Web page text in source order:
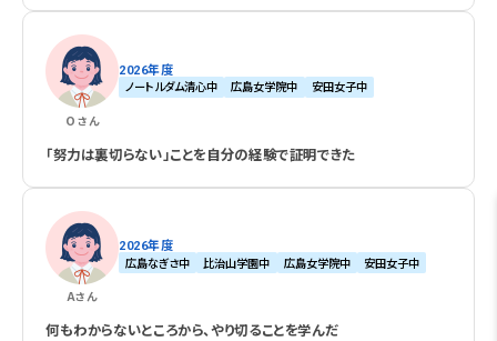
O さん
2026年度
ノートルダム清心中 広島女学院中 安田女子中
「努力は裏切らない」ことを自分の経験で証明できた
Aさん
2026年度
広島なぎさ中 比治山学園中 広島女学院中 安田女子中
何もわからないところから、やり切ることを学んだ